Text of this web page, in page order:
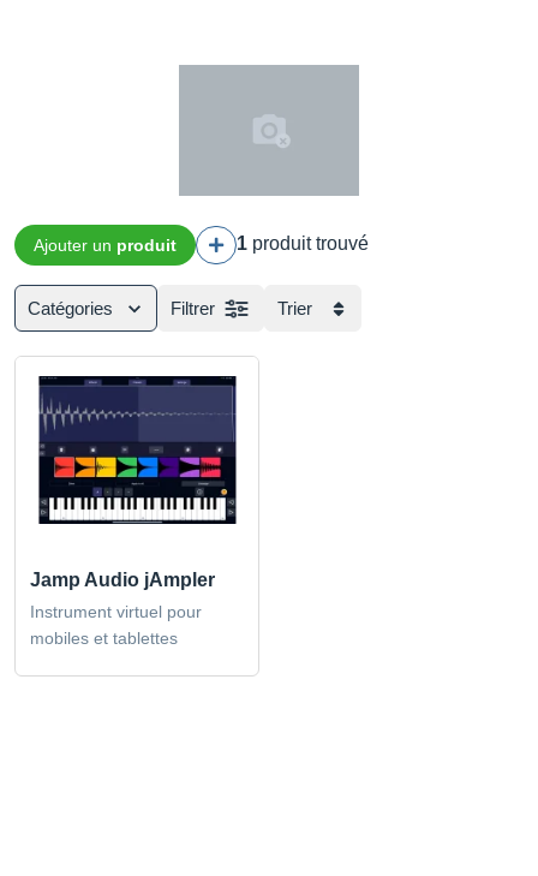
Ajouter un produit 1 produit trouvé
Catégories Filtrer Trier
Jamp Audio jAmpler
Instrument virtuel pour
mobiles et tablettes